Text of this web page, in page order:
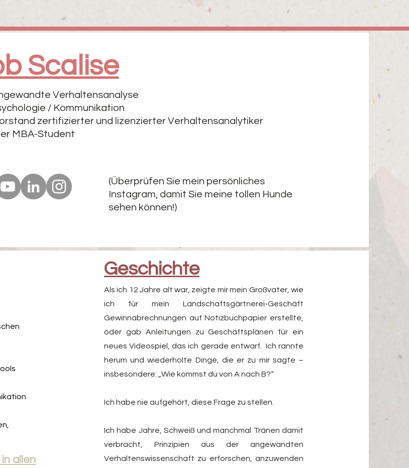
Scalise
Verhaltensanalyse
/ Kommunikation
zertifizierter und lizenzierter Verhaltensanalytiker
MBA-Student
(Überprüfen Sie mein persönliches
Instagram, damit Sie meine tollen Hunde
sehen können!)
allen
Geschichte
Als ich 12 Jahre alt war, zeigte mir mein Großvater, wie
ich für mein Landschaftsgärtnerei-Geschäft
Gewinnabrechnungen auf Notizbuchpapier erstellte,
oder gab Anleitungen zu Geschäftsplänen für ein
neues Videospiel, das ich gerade entwarf.
Ich rannte
herum und wiederholte Dinge, die er zu mir sagte –
insbesondere: „Wie kommst du von A nach B?“
Ich habe nie aufgehört, diese Frage zu stellen.
Ich habe Jahre, Schweiß und manchmal Tränen damit
verbracht, Prinzipien aus der angewandten
Verhaltenswissenschaft zu erforschen, anzuwenden